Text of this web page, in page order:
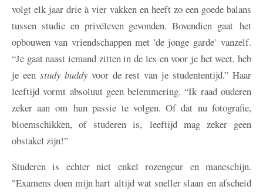
volgt elk jaar drie à vier vakken en heeft zo een goede balans
tussen studie en privéleven gevonden. Bovendien gaat het
opbouwen van vriendschappen met 'de jonge garde' vanzelf.
“Je gaat naast iemand zitten in de les en voor je het weet, heb
je eenstudy buddy voor de rest van je studententijd.” Haar
leeftijd vormt absoluut geen belemmering. “Ik raad ouderen
zeker aan om hun passie te volgen. Of dat nu fotografie,
bloemschikken, of studeren is, leeftijd mag zeker geen
obstakel zijn!”
Studeren is echter niet enkel rozengeur en maneschijn.
"Examens doen mijn hart altijd wat sneller slaan en afscheid